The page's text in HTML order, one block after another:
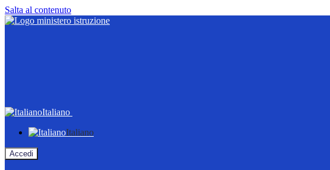
Salta al contenuto
Italiano
Italiano
Accedi